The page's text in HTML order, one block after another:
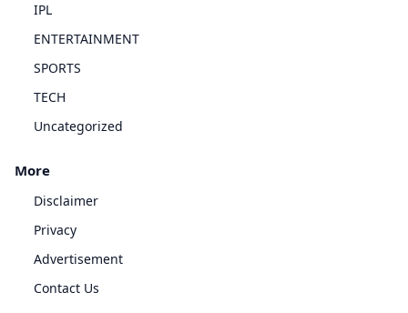
IPL
ENTERTAINMENT
SPORTS
TECH
Uncategorized
More
Disclaimer
Privacy
Advertisement
Contact Us